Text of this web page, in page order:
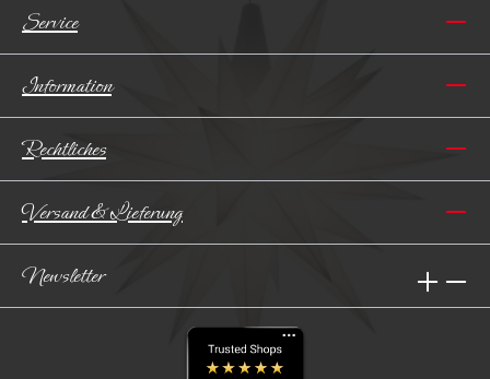
Service
Information
Rechtliches
Versand & Lieferung
Newsletter